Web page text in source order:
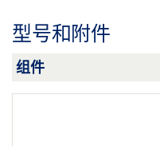
DEUTSCHLAND AG。
下载 (PNG)
型号和附件